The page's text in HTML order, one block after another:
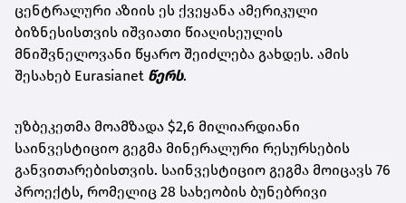
ცენტრალური აზიის ეს ქვეყანა ამერიკული
ბიზნესისთვის იშვიათი წიაღისეულის
მნიშვნელოვანი წყარო შეიძლება გახდეს. ამის
შესახებ Eurasianet წერს.
უზბეკეთმა მოამზადა $2,6 მილიარდიანი
საინვესტიციო გეგმა მინერალური რესურსების
განვითარებისთვის. საინვესტიციო გეგმა მოიცავს 76
პროექტს, რომელიც 28 სახეობის ბუნებრივი